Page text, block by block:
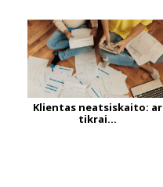
Klientas neatsiskaito: ar
tikrai...